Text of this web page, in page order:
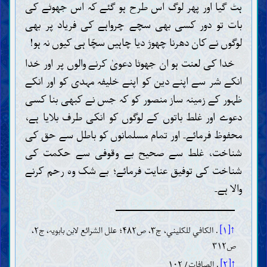
ہٹ گیا اور پھر لوگ اس طرح ہو گئے کہ اس جھوٹے کی
بات تو دور کسی بھی سچے چرواہے کی فریاد پر بھی
لوگوں نے کان دھرنا چھوڑ دیا چاہیں سچّا ہی کیوں نہ ہو!
خدا کی لعنت ہو ان جھوٹا دعویٰ کرنے والوں پر اور خدا
انکے شر سے اپنے دین کو اپنے خلیفہ مہدی کو اور انکے
ظہور کے زمینہ ساز منصور کو کہ جس نے کبھی بنا کسی
دعوے اور غلط باتوں کے لوگوں کو انکی طرف بلایا ہے،
محفوظ فرمائے۔ اور تمام مسلمانوں کو باطل سے حق کی
شناخت، غلط سے صحیح بے وقوفی سے حکمت کی
شناخت کی توفیق عنایت فرمائے؛ بے شک وہ رحم کرنے
والا ہے۔
↑[۱]
. الكافي للكليني، ج۳، ص۴۸۲؛ علل الشرائع لابن بابويہ، ج۲،
ص۳۱۲